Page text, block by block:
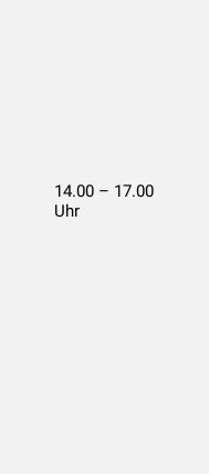
14.00 – 17.00
Uhr